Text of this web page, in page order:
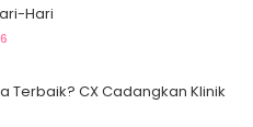
Hari
Terbaik? CX Cadangkan Klinik